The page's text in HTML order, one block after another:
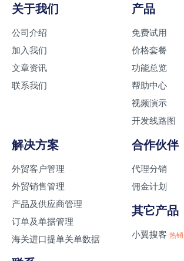
关于我们
公司介绍
加入我们
文章资讯
联系我们
产品
免费试用
价格套餐
功能总览
帮助中心
视频演示
开发线路图
解决方案
外贸客户管理
外贸销售管理
产品及供应商管理
订单及单据管理
海关进口提单关单数据
合作伙伴
代理分销
佣金计划
其它产品
小翼搜客 热销